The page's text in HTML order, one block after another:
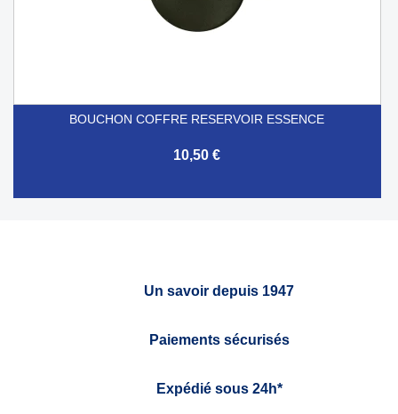
BOUCHON COFFRE RESERVOIR ESSENCE
10,50 €
Un savoir depuis 1947
Paiements sécurisés
Expédié sous 24h*